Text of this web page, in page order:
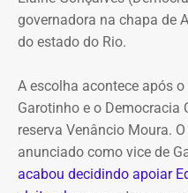
Alana Passos solicita a
para apurar a autoria e a
atribuídas a André
crime, sejam adotadas as
incluindo o eventual
Para embasar o pedido, a
de tela da publicação e os
governadora na chapa de
do estado do Rio.
A escolha acontece após
Garotinho e o Democracia
reserva Venâncio Moura.
anunciado como vice de
acabou decidindo apoiar